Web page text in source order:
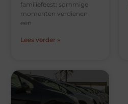
familiefeest: sommige
momenten verdienen
een
Lees verder »